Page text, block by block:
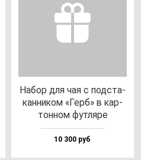
Набор для чая с под­ста­
кан­ни­ком «Герб» в кар­
тон­ном фут­ля­ре
10 300 руб